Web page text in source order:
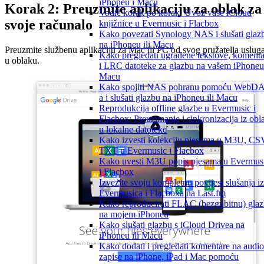
iPhoneu i Macu
Vodič korak po korak: Uvoz vaše iCloud
knjižnice u Evermusic i Flacbox
Kako povezati Synology NAS i slušati
na iPhoneu ili Macu
Kako pregledati ugrađene tekstove,
i LRC datoteke za glazbu na vašem
Macu
Kako spojiti NAS pohranu pomoću
a i slušati glazbu na iPhoneu ili Macu
Reprodukcija offline glazbe u Evermusic i
Flacbox: Preuzimanje i sinkronizacija iz
u lokalne datoteke
Kako izvesti kolekciju pjesama u M3U,
TXT u Evermusic i Flacbox
Kako uvesti M3U popis pjesama u
i Flacbox
Izvezite svoju kompletnu povijest slušanja iz
Evermusica i Flacboxa na Last.fm
Kako reproducirati FLAC (bezgubitnu)
na mojem iPhoneu
Kako slušati glazbu s iCloud Drivea na
iPhoneu ili Macu
Kako dodati i pregledati komentare na audio
zapise na iPhone, iPad i Mac pomoću
Korak 2: Preuzmite aplikaciju za oblak za
svoje računalo
Preuzmite službenu aplikaciju za Mac ili PC od svog pružatelja
u oblaku.